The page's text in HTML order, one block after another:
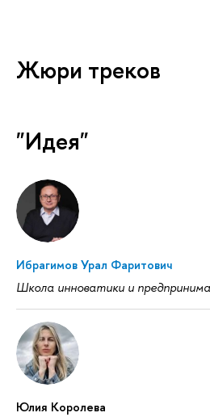
Жюри треков
"Идея"
Ибрагимов Урал Фаритович
Школа инноватики и
Юлия Королева